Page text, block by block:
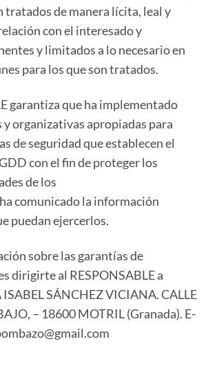
tratados de manera lícita, leal y
con el interesado y
y limitados a lo necesario en
para los que son tratados.
garantiza que ha implementado
organizativas apropiadas para
de seguridad que establecen el
con el fin de proteger los
de los
comunicado la información
puedan ejercerlos.
sobre las garantías de
dirigirte al RESPONSABLE a
SÁNCHEZ VICIANA. CALLE
– 18600 MOTRIL (Granada). E-